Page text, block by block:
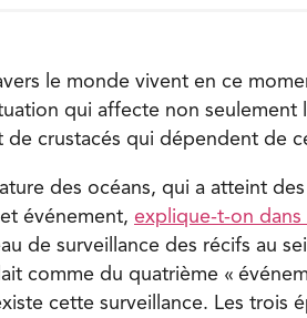
le monde vivent en ce
qui affecte non seulement
de crustacés qui dépendent de
des océans, qui a atteint
événement, explique-t-on dans
de surveillance des récifs au
comme du quatrième «
cette surveillance. Les trois